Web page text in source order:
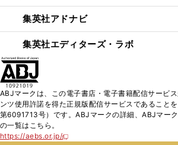
集英社アドナビ
集英社エディターズ・ラボ
ABJマークは、この電子書店・電子書籍配信サービ
ンツ使用許諾を得た正規版配信サービスであること
第6091713号）です。ABJマークの詳細、ABJマー
の一覧はこちら。
https://aebs.or.jp/
新